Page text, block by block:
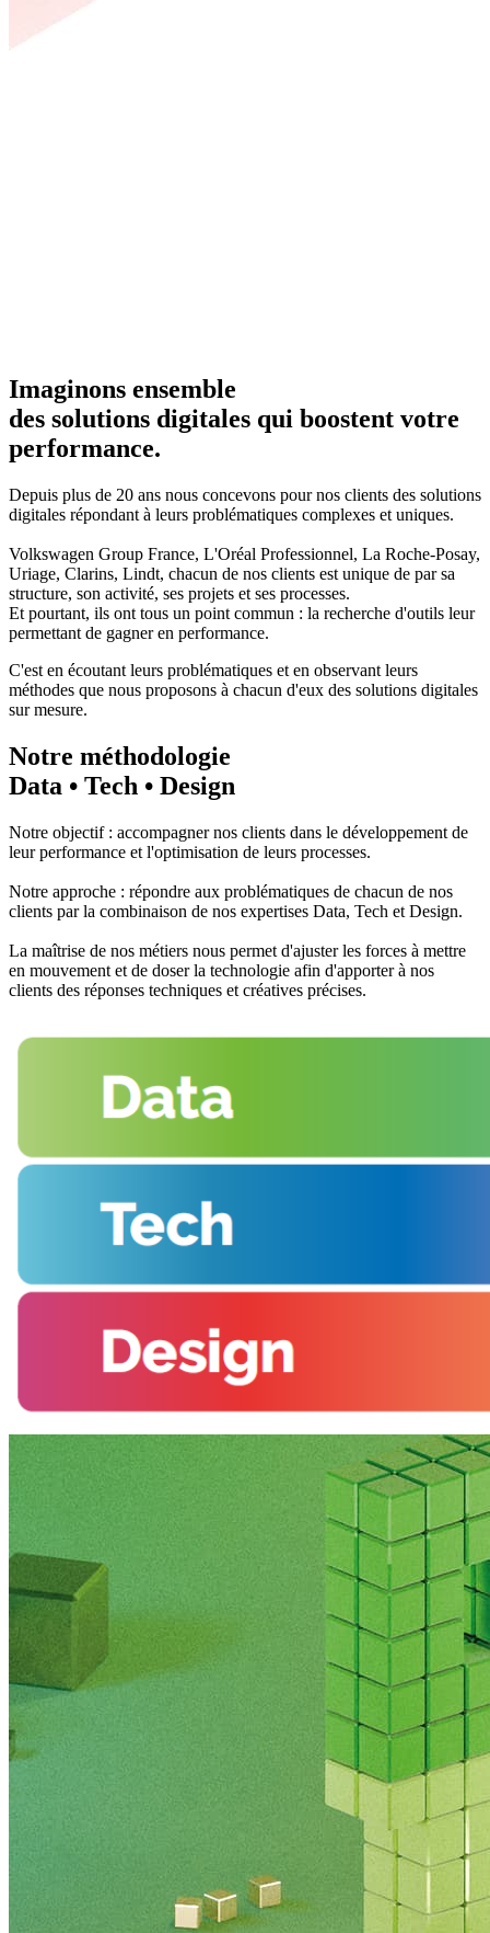
Imaginons ensemble
des solutions digitales qui boostent votre
performance.
Depuis plus de 20 ans nous concevons pour nos clients des solutions
digitales répondant à leurs problématiques complexes et uniques.
Volkswagen Group France, L'Oréal Professionnel, La Roche-Posay,
Uriage, Clarins, Lindt, chacun de nos clients est unique de par sa
structure, son activité, ses projets et ses processes.
Et pourtant, ils ont tous un point commun : la recherche d'outils leur
permettant de gagner en performance.
C'est en écoutant leurs problématiques et en observant leurs
méthodes que nous proposons à chacun d'eux des solutions digitales
sur mesure.
Notre méthodologie
Data • Tech • Design
Notre objectif : accompagner nos clients dans le développement de
leur performance et l'optimisation de leurs processes.
Notre approche : répondre aux problématiques de chacun de nos
clients par la combinaison de nos expertises Data, Tech et Design.
La maîtrise de nos métiers nous permet d'ajuster les forces à mettre
en mouvement et de doser la technologie afin d'apporter à nos
clients des réponses techniques et créatives précises.